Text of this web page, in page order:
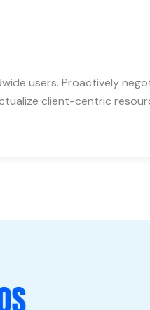
users. Proactively
client-centric